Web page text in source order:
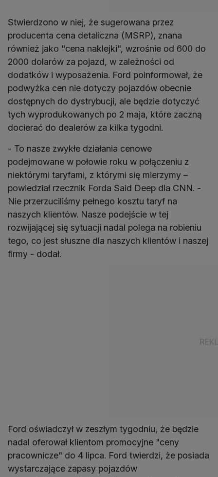
Stwierdzono w niej, że sugerowana przez
producenta cena detaliczna (MSRP), znana
również jako "cena naklejki", wzrośnie od 600 do
2000 dolarów za pojazd, w zależności od
dodatków i wyposażenia. Ford poinformował, że
podwyżka cen nie dotyczy pojazdów obecnie
dostępnych do dystrybucji, ale będzie dotyczyć
tych wyprodukowanych po 2 maja, które zaczną
docierać do dealerów za kilka tygodni.
- To nasze zwykłe działania cenowe
podejmowane w połowie roku w połączeniu z
niektórymi taryfami, z którymi się mierzymy –
powiedział rzecznik Forda Said Deep dla CNN. -
Nie przerzuciliśmy pełnego kosztu taryf na
naszych klientów. Nasze podejście w tej
rozwijającej się sytuacji nadal polega na robieniu
tego, co jest słuszne dla naszych klientów i naszej
firmy - dodał.
Ford oświadczył w zeszłym tygodniu, że będzie
nadal oferował klientom promocyjne "ceny
pracownicze" do 4 lipca. Ford twierdzi, że posiada
wystarczające zapasy pojazdów